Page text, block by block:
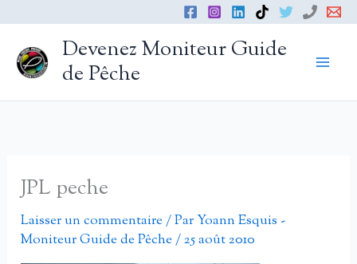
contenu
Devenez Moniteur Guide
de Pêche
JPL peche
Laisser un commentaire/ ParYoann Esquis -
Moniteur Guide de Pêche/25 août 2010